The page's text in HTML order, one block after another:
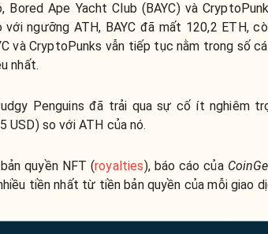
Bored Ape Yacht Club (BAYC) và
với ngưỡng ATH, BAYC đã mất 120,2 ETH,
và CryptoPunks vẫn tiếp tục nằm trong số
nhất.
Penguins đã trải qua sự cố ít nghiêm
USD) so với ATH của nó.
quyền NFT (royalties), báo cáo của
tiền nhất từ tiền bản quyền của mỗi giao